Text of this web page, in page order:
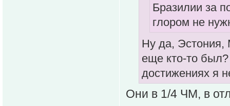
Бразилии за
глором не
Ну да, Эстония,
еще кто-то
достижениях я
Они в 1/4 ЧМ, в